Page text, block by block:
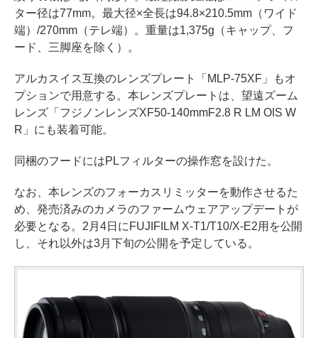
ター径は77mm。最大径×全長は94.8×210.5mm（ワイド
端）/270mm（テレ端）。重量は1,375g（キャップ、フ
ード、三脚座を除く）。
アルカスイス互換のレンズプレート「MLP-75XF」もオ
プションで用意する。本レンズプレートは、望遠ズーム
レンズ「フジノンレンズXF50-140mmF2.8 R LM OIS W
R」にも装着可能。
同梱のフードにはPLフィルターの操作窓を設けた。
なお、本レンズのフォーカスリミッターを動作させるた
め、発売済みのカメラのファームウェアアップデートが
必要となる。2月4日にFUJIFILM X-T1/T10/X-E2用を公開
し、それ以外は3月下旬の公開を予定している。